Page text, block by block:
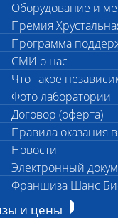
0 260
с сайта
Оборудование и
Премия
Программа
СМИ о нас
Что такое
Фото лаборатории
Договор (оферта)
Правила
Новости
Электронный
Франшиза Шанс
и цены
СОБАК